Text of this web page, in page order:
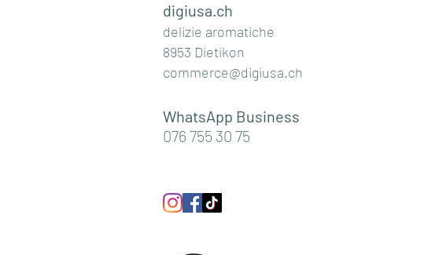
digiusa.ch
delizie aromatiche
8953 Dietikon
commerce@digiusa.ch
WhatsApp Business
076 755 30 75